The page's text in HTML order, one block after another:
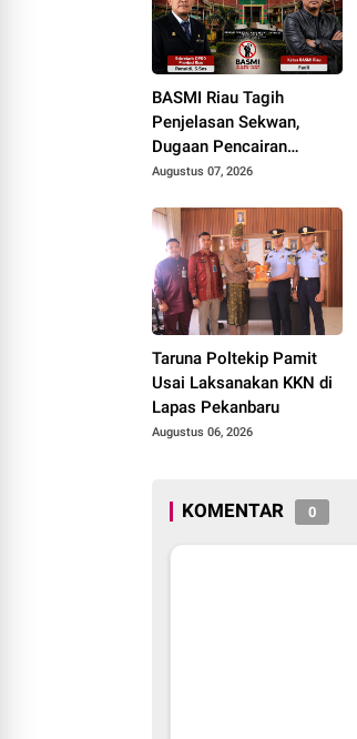
BASMI Riau Tagih
Penjelasan Sekwan,
Dugaan Pencairan
Anggaran DPRD Tanpa
Augustus 07, 2026
Taruna Poltekip Pamit
Usai Laksanakan KKN di
Lapas Pekanbaru
Augustus 06, 2026
KOMENTAR 0